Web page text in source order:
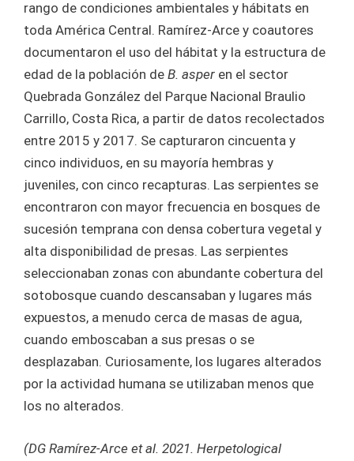
rango de condiciones ambientales y hábitats en
toda América Central. Ramírez-Arce y coautores
documentaron el uso del hábitat y la estructura de
edad de la población de B. asper en el sector
Quebrada González del Parque Nacional Braulio
Carrillo, Costa Rica, a partir de datos recolectados
entre 2015 y 2017. Se capturaron cincuenta y
cinco individuos, en su mayoría hembras y
juveniles, con cinco recapturas. Las serpientes se
encontraron con mayor frecuencia en bosques de
sucesión temprana con densa cobertura vegetal y
alta disponibilidad de presas. Las serpientes
seleccionaban zonas con abundante cobertura del
sotobosque cuando descansaban y lugares más
expuestos, a menudo cerca de masas de agua,
cuando emboscaban a sus presas o se
desplazaban. Curiosamente, los lugares alterados
por la actividad humana se utilizaban menos que
los no alterados.
(DG Ramírez-Arce et al. 2021. Herpetological